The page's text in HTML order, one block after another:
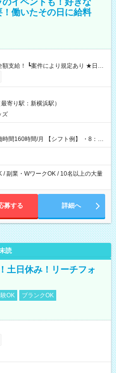
イベントも！好きな
働いたその日に給料
いたその日に現金GET♪ お仕事後はコ
とせます！ 【試用期間】試
寄り駅：新横浜駅）
ズ
【シフト例】 ・8：00
/ 副業・WワークOK / 10名以上の大量
募する 詳細へ
読
土日休み！リーチフォ
OK
ブランクOK